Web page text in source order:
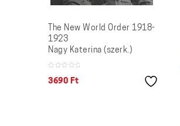
The New World Order 1918-
1923
Nagy Katerina (szerk.)
3690 Ft